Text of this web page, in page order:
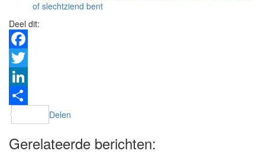
of slechtziend bent
Deel dit:
Facebook
Twitter
LinkedIn
Delen
Gerelateerde berichten: